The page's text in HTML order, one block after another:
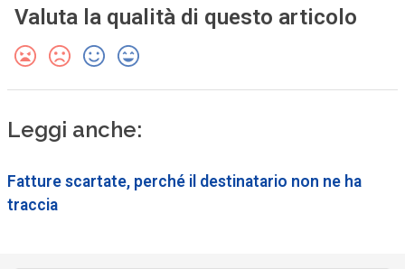
Valuta la qualità di questo articolo
Leggi anche:
Fatture scartate, perché il destinatario non ne ha
traccia